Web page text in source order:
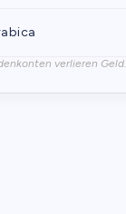
verlieren Geld.